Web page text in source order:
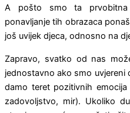
A pošto smo ta prvobitna
ponavljanje tih obrazaca
još uvijek djeca, odnosno na
Zapravo, svatko od nas
jednostavno ako smo
damo teret pozitivnih
zadovoljstvo, mir). Ukoliko